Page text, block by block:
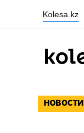
Kolesa.kz
НОВОСТИ